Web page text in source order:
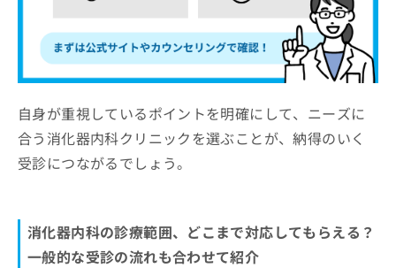
自身が重視しているポイントを明確にして、ニーズに
合う消化器内科クリニックを選ぶことが、納得のいく
受診につながるでしょう。
消化器内科の診療範囲、どこまで対応してもらえる？
一般的な受診の流れも合わせて紹介